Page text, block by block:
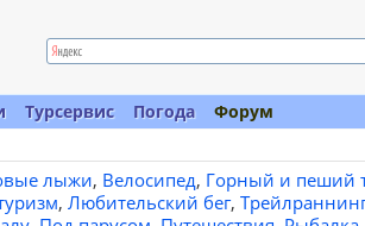
Турсервис Погода
Форум
лыжи, Велосипед, Горный и пеший
, Любительский бег,